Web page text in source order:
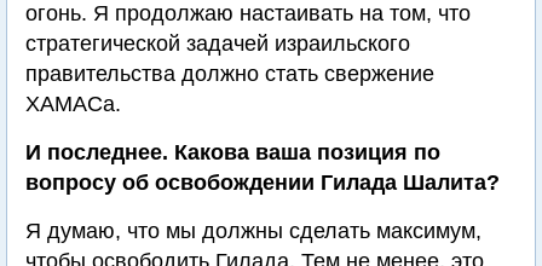
огонь. Я продолжаю настаивать на том, что
стратегической задачей израильского
правительства должно стать свержение
ХАМАСа.
И последнее. Какова ваша позиция по
вопросу об освобождении Гилада Шалита?
Я думаю, что мы должны сделать максимум,